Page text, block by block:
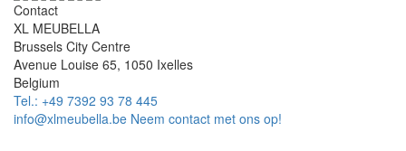
Contact
XL MEUBELLA
Brussels City Centre
Avenue Louise 65, 1050 Ixelles
Belgium
Tel.: +49 7392 93 78 445
info@xlmeubella.be Neem contact met ons op!